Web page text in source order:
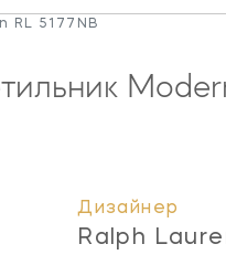
RL 5177NB
Дизайнер
Ralph